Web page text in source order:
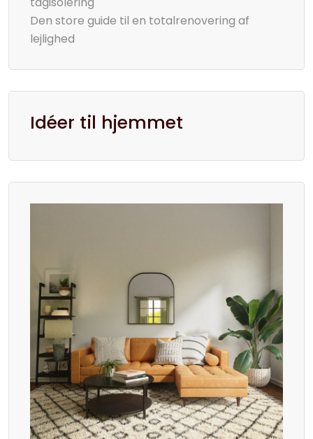
Den store guide til en totalrenovering af
lejlighed
Idéer til hjemmet